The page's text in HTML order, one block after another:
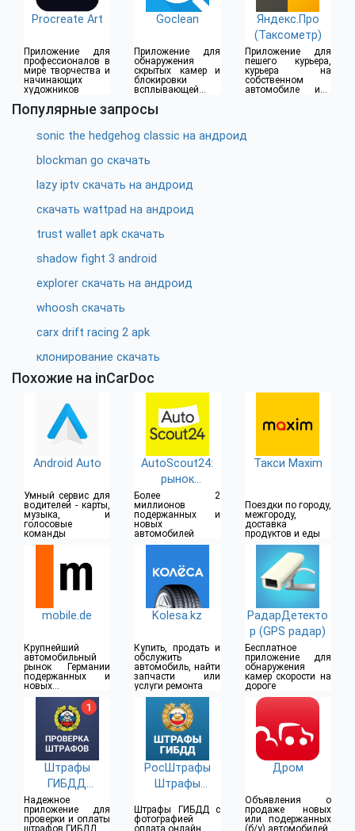
Procreate Art
Приложение для
профессионалов в
мире творчества и
начинающих
художников
Goclean
Приложение для
обнаружения
скрытых камер и
блокировки
всплывающей
Яндекс.Про
(Таксометр)
Приложение для
пешего курьера,
курьера на
собственном
автомобиле или
Популярные запросы
sonic the hedgehog classic на андроид
blockman go скачать
lazy iptv скачать на андроид
скачать wattpad на андроид
trust wallet apk скачать
shadow fight 3 android
explorer скачать на андроид
whoosh скачать
carx drift racing 2 apk
клонирование скачать
Похожие на inCarDoc
Android Auto
Умный сервис для
водителей - карты,
музыка, и
голосовые
команды
AutoScout24:
рынок
автомашин
Более 2
миллионов
подержанных и
новых
автомобилей
Такси Maxim
Поездки по городу,
межгороду,
доставка
продуктов и еды
mobile.de
Крупнейший
автомобильный
рынок Германии
подержанных и
новых
автомобилей
Kolesa.kz
Купить, продать и
обслужить
автомобиль, найти
запчасти или
услуги ремонта
РадарДетекто
р (GPS радар)
Бесплатное
приложение для
обнаружения
камер скорости на
дороге
Штрафы
ГИБДД
официальные
Надежное
приложение для
проверки и оплаты
штрафов ГИБДД
РосШтрафы
Штрафы
Штрафы ГИБДД с
фотографией
оплата онлайн
Дром
Объявления о
продаже новых
или подержанных
(б/у) автомобилей